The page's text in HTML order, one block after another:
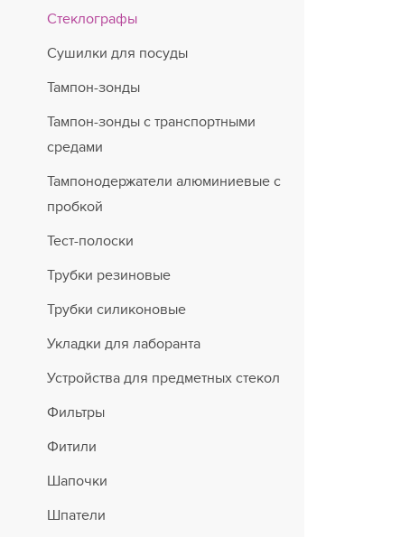
Стеклографы
Сушилки для посуды
Тампон-зонды
Тампон-зонды с транспортными
средами
Тампонодержатели алюминиевые с
пробкой
Тест-полоски
Трубки резиновые
Трубки силиконовые
Укладки для лаборанта
Устройства для предметных стекол
Фильтры
Фитили
Шапочки
Шпатели